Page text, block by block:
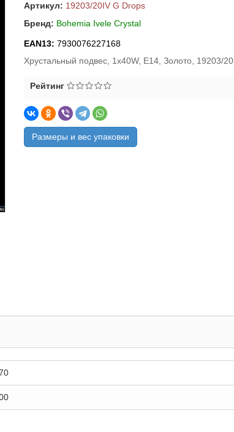
Артикул: 19203/20IV G Drops
Бренд: Bohemia Ivele Crystal
EAN13: 7930076227168
Хрустальный подвес, 1x40W, E14, Золото, 19203/
Рейтинг
Размеры и вес упаковки